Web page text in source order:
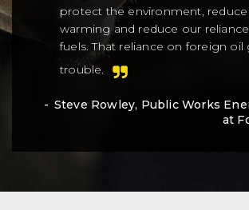
protect the environment,
warming and reduce our
fuels. That reliance on foreign oil
trouble.
Steve Rowley, Public Works
at